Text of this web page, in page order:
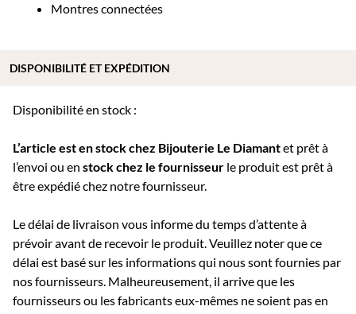
Montres connectées
Disponibilité en stock :
L’article est en stock chez Bijouterie Le Diamantet prêt à
l’envoi ou en stock chez le fournisseur le produit est prêt à
être expédié chez notre fournisseur.
Le délai de livraison vous informe du temps d’attente à
prévoir avant de recevoir le produit. Veuillez noter que ce
délai est basé sur les informations qui nous sont fournies par
nos fournisseurs. Malheureusement, il arrive que les
fournisseurs ou les fabricants eux-mêmes ne soient pas en
DISPONIBILITÉ ET EXPÉDITION